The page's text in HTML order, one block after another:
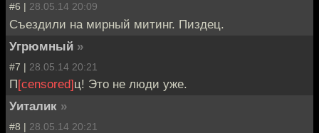
#6 | 28.05.14 20:09
Съездили на мирный митинг. Пиздец.
Угрюмный »
#7 | 28.05.14 20:21
П[censored]ц! Это не люди уже.
Уиталик »
#8 | 28.05.14 20:21